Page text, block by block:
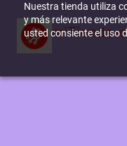
Nuestra tienda utiliza
y más relevante
usted consiente el uso
miTienda-